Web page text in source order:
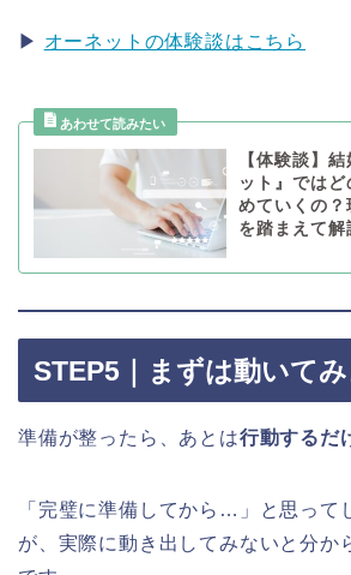
▶ オーネットの体験談はこちら
【体験談】
ット』では
めていくの？
を踏まえて解
STEP5｜まずは動いてみ
準備が整ったら、あとは行動するだ
「完璧に準備してから…」と思って
が、実際に動き出してみないと分か